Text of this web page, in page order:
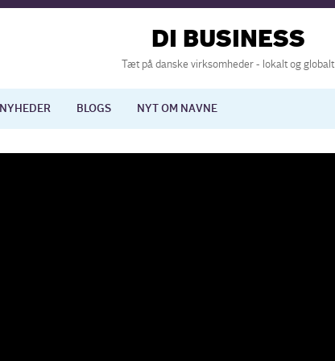
DI BUSINESS
Tæt på danske virksomheder - lokalt og globalt
NYHEDER BLOGS NYT OM NAVNE